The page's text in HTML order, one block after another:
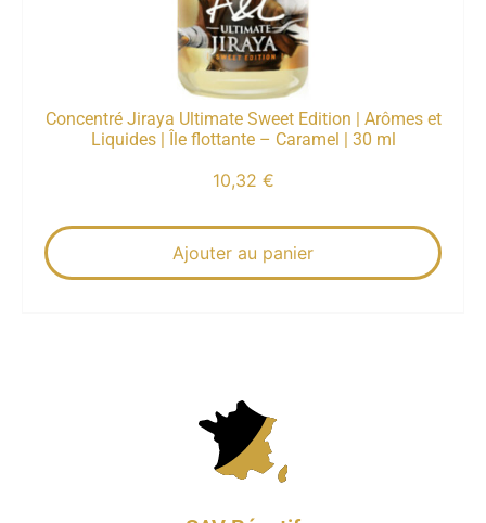
Concentré Jiraya Ultimate Sweet Edition | Arômes et
Liquides | Île flottante – Caramel | 30 ml
10,32 €
Ajouter au panier